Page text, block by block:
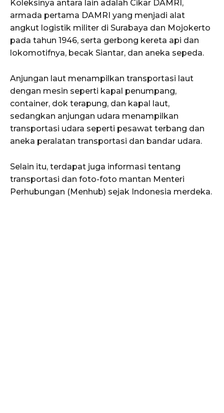
Koleksinya antara lain adalah Cikar DAMRI,
armada pertama DAMRI yang menjadi alat
angkut logistik militer di Surabaya dan Mojokerto
pada tahun 1946, serta gerbong kereta api dan
lokomotifnya, becak Siantar, dan aneka sepeda.
Anjungan laut menampilkan transportasi laut
dengan mesin seperti kapal penumpang,
container, dok terapung, dan kapal laut,
sedangkan anjungan udara menampilkan
transportasi udara seperti pesawat terbang dan
aneka peralatan transportasi dan bandar udara.
Selain itu, terdapat juga informasi tentang
transportasi dan foto-foto mantan Menteri
Perhubungan (Menhub) sejak Indonesia merdeka.